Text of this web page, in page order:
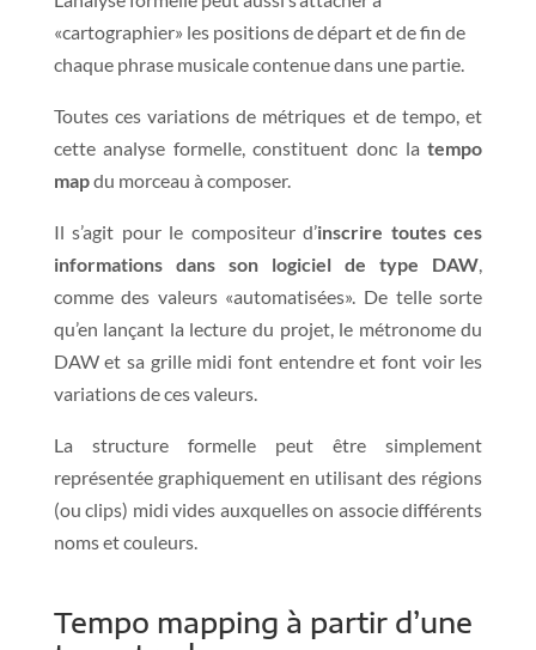
«cartographier» les positions de départ et de fin de
chaque phrase musicale contenue dans une partie.
Toutes ces variations de métriques et de tempo, et
cette analyse formelle, constituent donc latempo
mapdu morceau à composer.
Il s’agit pour le compositeur d’inscrire toutes ces
informations dans son logiciel de type DAW,
comme des valeurs «automatisées». De telle sorte
qu’en lançant la lecture du projet, le métronome du
DAW et sa grille midi font entendre et font voir les
variations de ces valeurs.
La structure formelle peut être simplement
représentée graphiquement en utilisant des régions
(ou clips) midi vides auxquelles on associe différents
noms et couleurs.
Tempo mapping à partir d’une